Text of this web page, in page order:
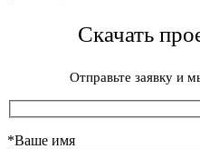
Скачать
Отправьте заявку и
*Ваше имя